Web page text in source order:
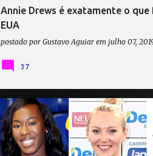
Annie Drews é exatamente o
EUA
postado por Gustavo Aguiar em julho 07,
37
AIYANA WHITNEY ANNIE DREWS